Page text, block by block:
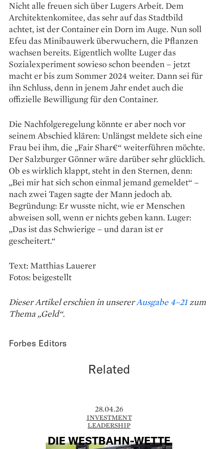
Nicht alle freuen sich über Lugers Arbeit. Dem
Architekten­komitee, das sehr auf das Stadtbild
achtet, ist der Container ein Dorn im Auge. Nun soll
Efeu das Minibauwerk überwuchern, die Pflanzen
wachsen bereits. Eigentlich wollte Luger das
Sozialexperiment sowieso schon beenden – jetzt
macht er bis zum Sommer 2024 weiter. Dann sei für
ihn Schluss, denn in jenem Jahr endet auch die
offizielle Bewilligung für den Container.
Die Nachfolgeregelung könnte er aber noch vor
seinem Abschied klären: Unlängst meldete sich eine
Frau bei ihm, die „Fair Shar€“ wei­terführen möchte.
Der Salz­burger Gönner wäre darüber sehr glücklich.
Ob es wirklich klappt, steht in den Sternen, denn:
„Bei mir hat sich schon einmal jemand gemeldet“ –
nach zwei Tagen sagte der Mann jedoch ab.
Begründung: Er wusste nicht, wie er Menschen
abweisen soll, wenn er nichts geben kann. Luger:
„Das ist das Schwierige – und daran ist er
gescheitert.“
Text: Matthias Lauerer
Fotos: beigestellt
Dieser Artikel erschien in unsererAusgabe 4–21zum
Thema „Geld“.
Forbes Editors
Related
28.04.26
INVESTMENT
LEADERSHIP
DIE WESTBAHN-WETTE